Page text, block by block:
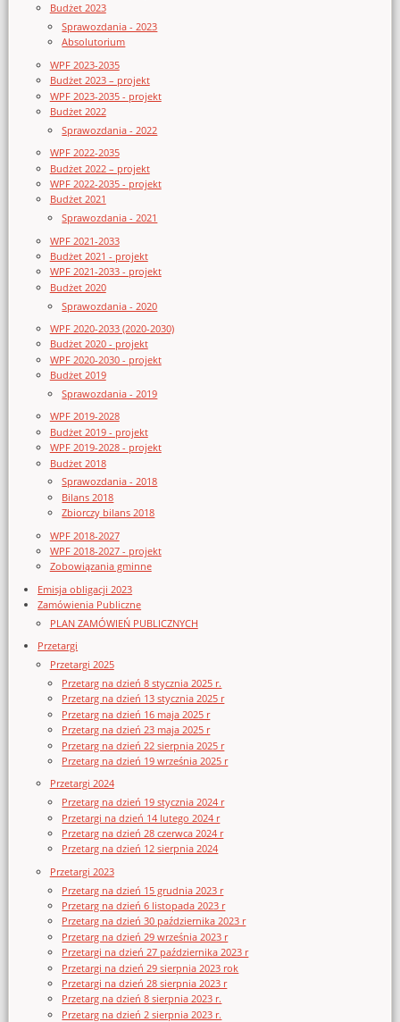
Budżet 2023
Sprawozdania - 2023
Absolutorium
WPF 2023-2035
Budżet 2023 – projekt
WPF 2023-2035 - projekt
Budżet 2022
Sprawozdania - 2022
WPF 2022-2035
Budżet 2022 – projekt
WPF 2022-2035 - projekt
Budżet 2021
Sprawozdania - 2021
WPF 2021-2033
Budżet 2021 - projekt
WPF 2021-2033 - projekt
Budżet 2020
Sprawozdania - 2020
WPF 2020-2033 (2020-2030)
Budżet 2020 - projekt
WPF 2020-2030 - projekt
Budżet 2019
Sprawozdania - 2019
WPF 2019-2028
Budżet 2019 - projekt
WPF 2019-2028 - projekt
Budżet 2018
Sprawozdania - 2018
Bilans 2018
Zbiorczy bilans 2018
WPF 2018-2027
WPF 2018-2027 - projekt
Zobowiązania gminne
Emisja obligacji 2023
Zamówienia Publiczne
PLAN ZAMÓWIEŃ PUBLICZNYCH
Przetargi
Przetargi 2025
Przetarg na dzień 8 stycznia 2025 r.
Przetarg na dzień 13 stycznia 2025 r
Przetarg na dzień 16 maja 2025 r
Przetarg na dzień 23 maja 2025 r
Przetarg na dzień 22 sierpnia 2025 r
Przetarg na dzień 19 września 2025 r
Przetargi 2024
Przetarg na dzień 19 stycznia 2024 r
Przetargi na dzień 14 lutego 2024 r
Przetarg na dzień 28 czerwca 2024 r
Przetarg na dzień 12 sierpnia 2024
Przetargi 2023
Przetarg na dzień 15 grudnia 2023 r
Przetarg na dzień 6 listopada 2023 r
Przetarg na dzień 30 października 2023 r
Przetarg na dzień 29 września 2023 r
Przetargi na dzień 27 października 2023 r
Przetargi na dzień 29 sierpnia 2023 rok
Przetargi na dzień 28 sierpnia 2023 r
Przetarg na dzień 8 sierpnia 2023 r.
Przetarg na dzień 2 sierpnia 2023 r.